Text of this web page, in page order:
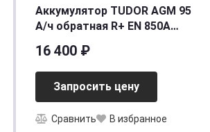
Аккумулятор TUDOR AGM 95
А/ч обратная R+ EN 850A
16 400 ₽
Запросить цену
Сравнить В избранное